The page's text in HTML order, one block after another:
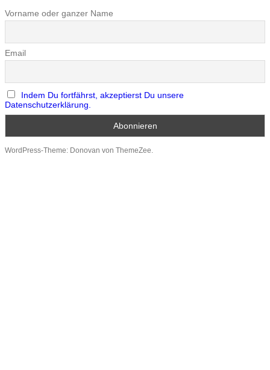
Vorname oder ganzer Name
Email
Indem Du fortfährst, akzeptierst Du unsere
Datenschutzerklärung.
WordPress-Theme: Donovan von ThemeZee.